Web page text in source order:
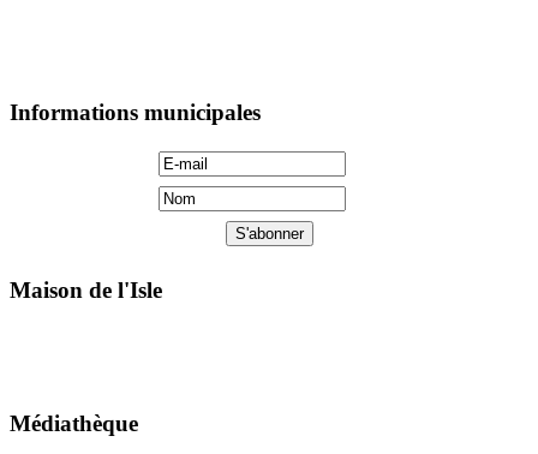
Informations municipales
Maison de l'Isle
Médiathèque